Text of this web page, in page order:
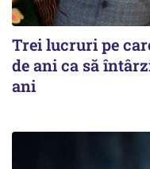
Trei lucruri pe
de ani ca să
ani